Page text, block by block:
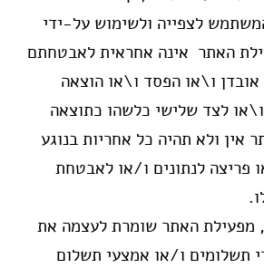
לצפייה ולשימוש על-ידי
האתר אינה אחראית לאבטחתם
ו\או הפסד ו\או הוצאה
לצד שלישי כלשהו כתוצאה
אין ולא תהיה כל אחריות בנוגע
פריצה לנתונים ו/או לאבטחת
מפעילת האתר שומרת לעצמה את
תשלומים ו/או אמצעי תשלום